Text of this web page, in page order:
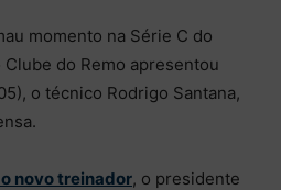
momento na Série C do
do Remo apresentou
o técnico Rodrigo Santana,
novo treinador, o presidente